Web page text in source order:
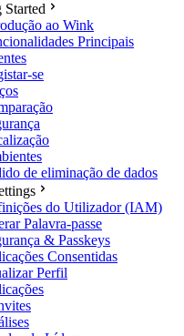
Started
ao Wink
Principais
se
de eliminação de dados
do Utilizador (IAM)
Palavra-passe
& Passkeys
Consentidas
Perfil